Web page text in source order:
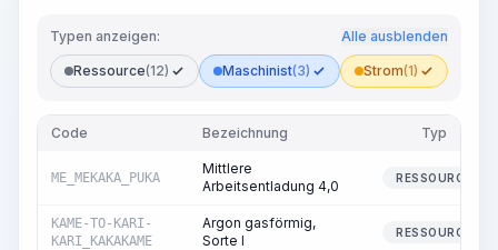
Typen anzeigen: Alle ausblenden
Ressource(12) Maschinist(3) Strom(1)
Code Bezeichnung Typ
ME_MEKAKA_PUKA
Mittlere
Arbeitsentladung 4,0
RESSOURCE
KAME-TO-KARI-
KARI_KAKAKAME
Argon gasförmig,
Sorte I
RESSOURCE